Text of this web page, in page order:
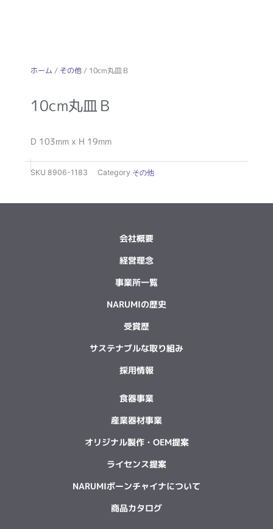
ホーム / その他/ 10cm丸皿Ｂ
10cm丸皿Ｂ
D 103mm x H 19mm
SKU 8906-1183 Category その他
会社概要
経営理念
事業所一覧
NARUMIの歴史
受賞歴
サステナブルな取り組み
採用情報
食器事業
産業器材事業
オリジナル製作・OEM提案
ライセンス提案
NARUMIボーンチャイナについて
商品カタログ